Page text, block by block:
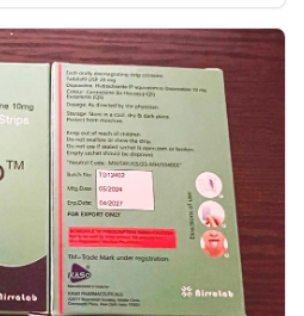
生活品質。